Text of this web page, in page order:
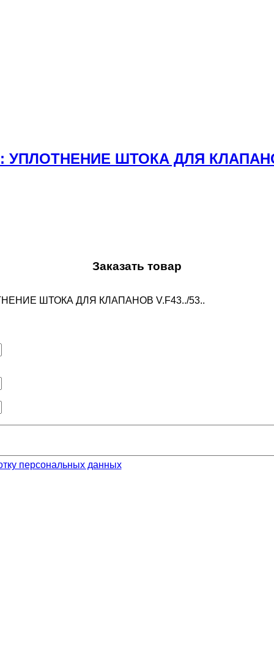
УПЛОТНЕНИЕ ШТОКА ДЛЯ
Заказать товар
ШТОКА ДЛЯ КЛАПАНОВ V.F43../53..
персональных данных